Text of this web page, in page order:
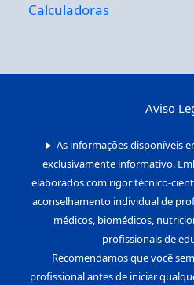
Calculadoras
Aviso
As informações disponíveis
exclusivamente informativo.
elaborados com rigor técnico-
aconselhamento individual de
médicos, biomédicos,
profissionais de
Recomendamos que você
profissional antes de iniciar